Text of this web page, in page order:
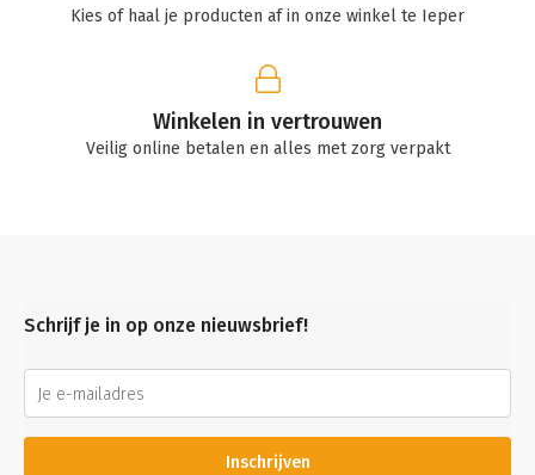
Kies of haal je producten af in onze winkel te Ieper
Winkelen in vertrouwen
Veilig online betalen en alles met zorg verpakt
Schrijf je in op onze nieuwsbrief!
Inschrijven